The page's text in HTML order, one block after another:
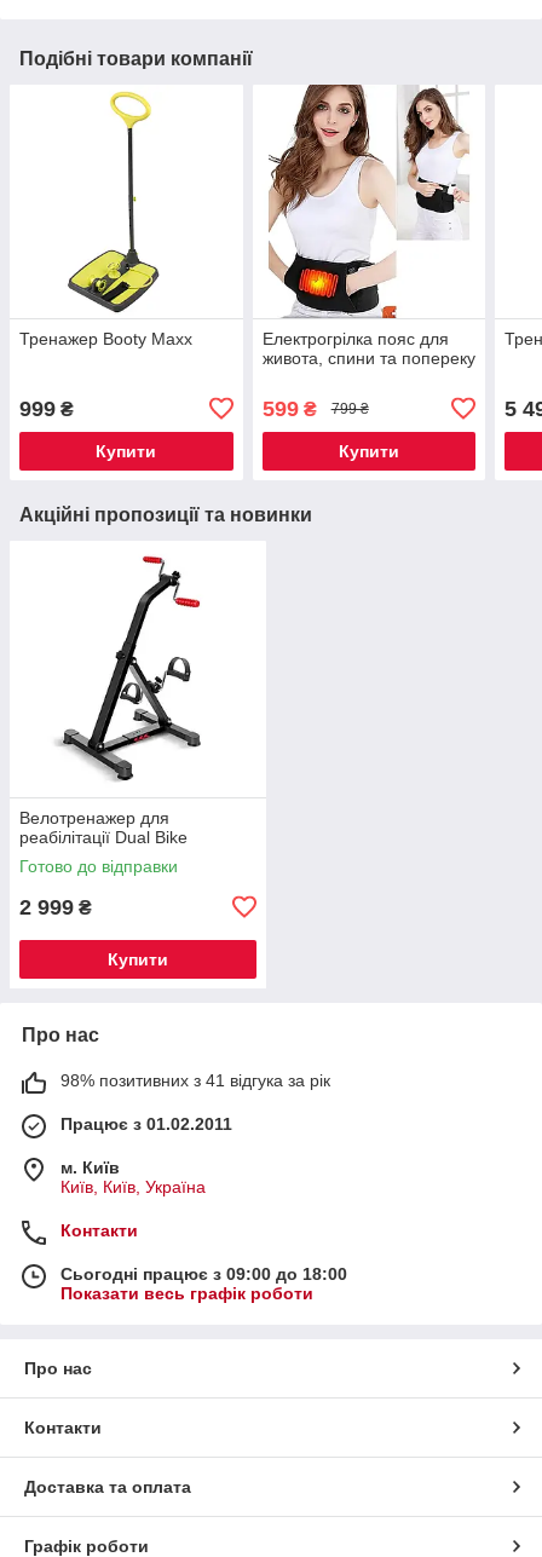
Подібні товари компанії
Тренажер Booty Maxx
999 ₴
Купити
Електрогрілка пояс для
живота, спини та попереку
599₴ 799 ₴
Купити
5
Акційні пропозиції та новинки
Велотренажер для
реабілітації Dual Bike
Готово до відправки
2 999 ₴
Купити
Про нас
98% позитивних з 41 відгука за рік
Працює з 01.02.2011
м. Київ
Київ, Київ, Україна
Контакти
Сьогодні працює з 09:00 до 18:00
Показати весь графік роботи
Про нас
Контакти
Доставка та оплата
Графік роботи